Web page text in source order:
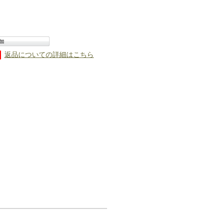
返品についての詳細はこちら